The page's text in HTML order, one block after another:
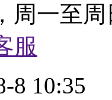
周一至周
服
8 10:35